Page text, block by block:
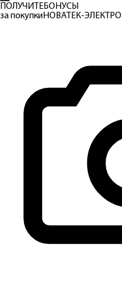
ПОЛУЧИТЕБОНУСЫ
за покупкиНОВАТЕК-ЭЛЕКТРО